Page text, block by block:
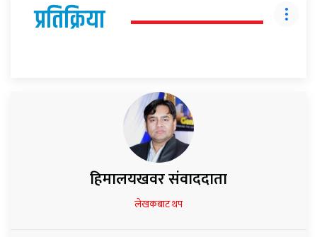
प्रतिक्रिया
हिमालयखवर संवाददाता
लेखकबाट थप